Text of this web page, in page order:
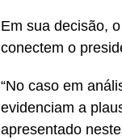
Em sua decisão,
conectem o
“No caso em
evidenciam a
apresentado